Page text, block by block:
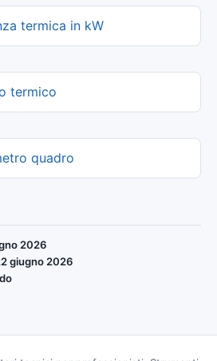
termica in kW
termico
quadro
2026
giugno 2026